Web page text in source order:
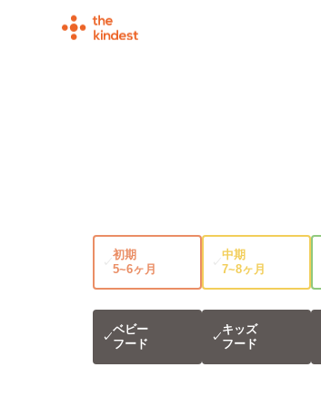
初期
5~6ヶ月
中期
7~8ヶ月
✓
ベビー
フード
✓
キッズ
フード